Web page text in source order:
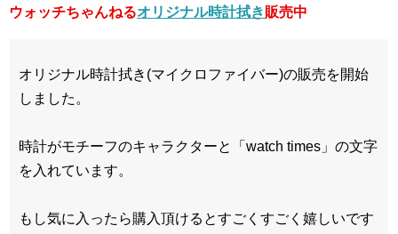
ウォッチちゃんねるオリジナル時計拭き販売中
オリジナル時計拭き(マイクロファイバー)の販売を開始
しました。
時計がモチーフのキャラクターと「watch times」の文字
を入れています。
もし気に入ったら購入頂けるとすごくすごく嬉しいです